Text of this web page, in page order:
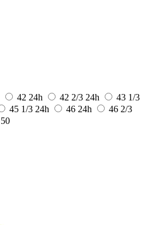
42 24h 42 2/3 24h
43 1/3
45 1/3 24h 46 24h
46 2/3
50